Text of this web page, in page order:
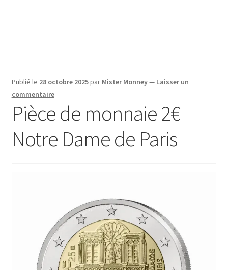
Publié le 28 octobre 2025par Mister Monney— Laisser un
commentaire
Pièce de monnaie 2€
Notre Dame de Paris